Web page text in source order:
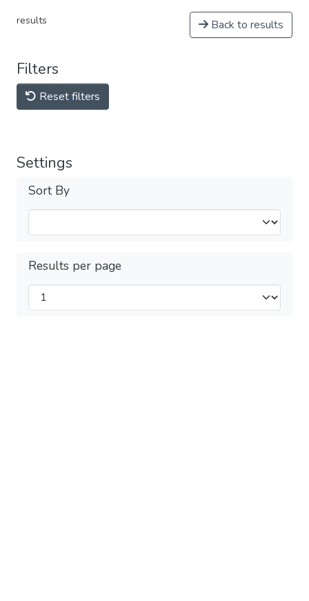
results Back to results
Filters
Reset filters
Settings
Sort By
Results per page